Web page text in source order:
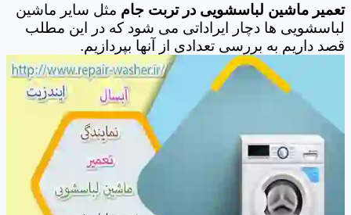
تعمیر ماشین لباسشویی در تربت جام مثل سایر ماشین
لباسشویی ها دچار ایراداتی می شود که در این مطلب
قصد داریم به بررسی تعدادی از آنها بپردازیم.